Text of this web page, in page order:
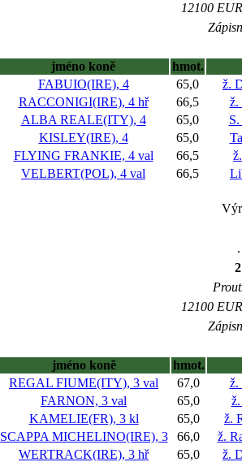
12100
jméno koně
hmot.
FABUIO(IRE), 4 65,0
ž.
RACCONIGI(IRE), 4 hř 66,5
ž.
ALBA REALE(ITY), 4 65,0
KISLEY(IRE), 4 65,0
FLYING FRANKIE, 4 val 66,5
VELBERT(POL), 4 val 66,5
12100
jméno koně
hmot.
REGAL FIUME(ITY), 3 val 67,0
ž.
FARNON, 3 val 65,0
KAMELIE(FR), 3 kl 65,0
ž.
SCAPPA MICHELINO(IRE), 3 66,0
ž.
WERTRACK(IRE), 3 hř 65,0 ž.